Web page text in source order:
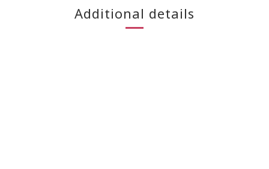
Additional details